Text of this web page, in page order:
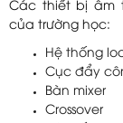
Các thiết bị âm
của trường học:
Hệ thống
Cục đẩy
Bàn mixer
Crossover